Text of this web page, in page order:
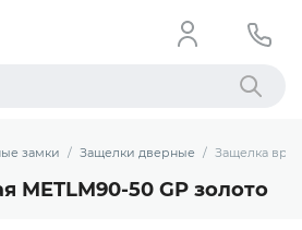
Найти
замки Защелки дверные Защелка
METLM90-50 GP золото